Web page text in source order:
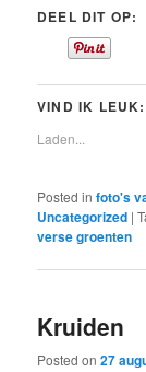
DEEL DIT OP:
VIND IK LEUK:
Laden...
Posted in foto's
Uncategorized |
verse groenten
Kruiden
Posted on27